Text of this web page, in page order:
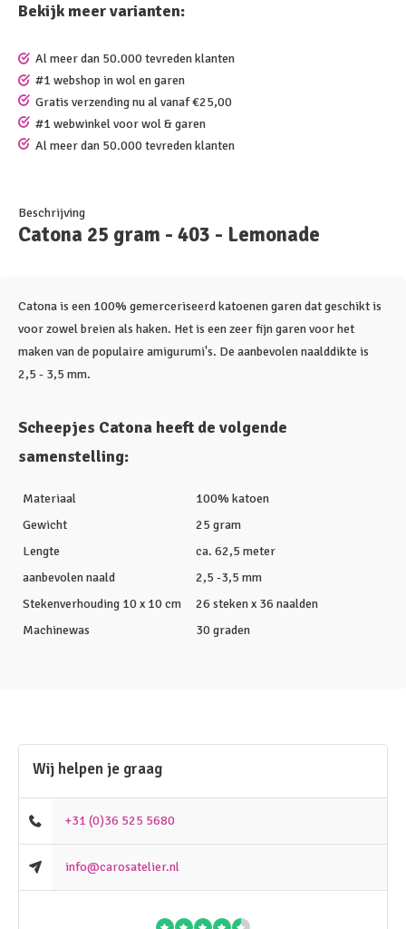
Bekijk meer varianten:
Al meer dan 50.000 tevreden klanten
#1 webshop in wol en garen
Gratis verzending nu al vanaf €25,00
#1 webwinkel voor wol & garen
Al meer dan 50.000 tevreden klanten
Beschrijving
Catona 25 gram - 403 - Lemonade
Catona is een 100% gemerceriseerd katoenen garen dat geschikt is
voor zowel breien als haken. Het is een zeer fijn garen voor het
maken van de populaire amigurumi's. De aanbevolen naalddikte is
2,5 - 3,5 mm.
Scheepjes Catona heeft de volgende
samenstelling:
Materiaal
100% katoen
Gewicht
25 gram
Lengte
ca. 62,5 meter
aanbevolen naald
2,5 -3,5 mm
Stekenverhouding 10 x 10 cm
26 steken x 36 naalden
Machinewas
30 graden
Wij helpen je graag
+31 (0)36 525 5680
info@carosatelier.nl